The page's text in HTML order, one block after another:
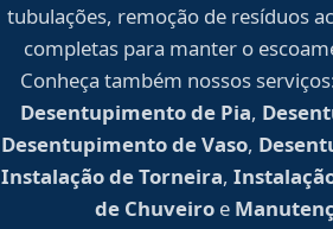
tubulações, remoção de resíduos
completas para manter o
Conheça também nossos
Desentupimento de Pia,
Desentupimento de Vaso,
Instalação de Torneira,
de Chuveiro e